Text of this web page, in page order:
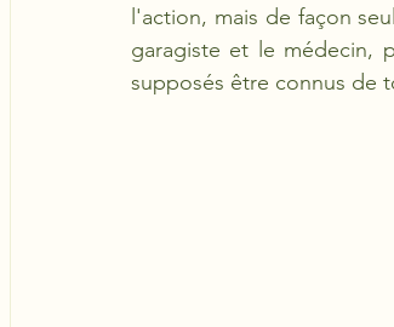
l'action, mais de façon
garagiste et le médecin,
supposés être connus de